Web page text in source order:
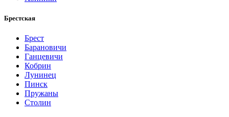
Брестская
Брест
Барановичи
Ганцевичи
Кобрин
Лунинец
Пинск
Пружаны
Столин